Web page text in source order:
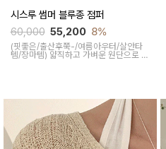
시스루 썸머 블루종 점퍼
60,000 55,200 8%
(핏좋은/출산후쭉-/여름아우터/살안타
템/장마템) 얇직하고 가벼운 원단으로 안